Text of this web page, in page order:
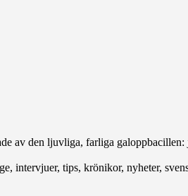
av den ljuvliga, farliga
intervjuer, tips, krönikor, nyheter,